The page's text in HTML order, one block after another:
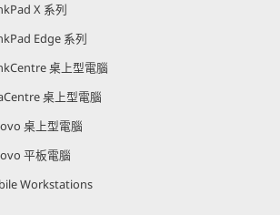
X 系列
Edge 系列
桌上型電腦
桌上型電腦
桌上型電腦
平板電腦
Workstations